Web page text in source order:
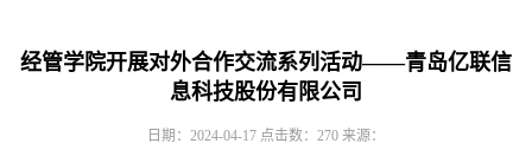
经管学院开展对外合作交流系列活动——青岛亿联信
息科技股份有限公司
日期：2024-04-17 点击数： 270 来源：